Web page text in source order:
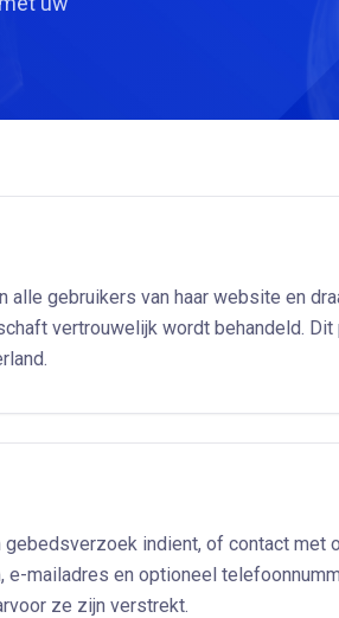
alle gebruikers van haar website en
vertrouwelijk wordt behandeld.
indient, of contact met
e-mailadres en optioneel
ze zijn verstrekt.